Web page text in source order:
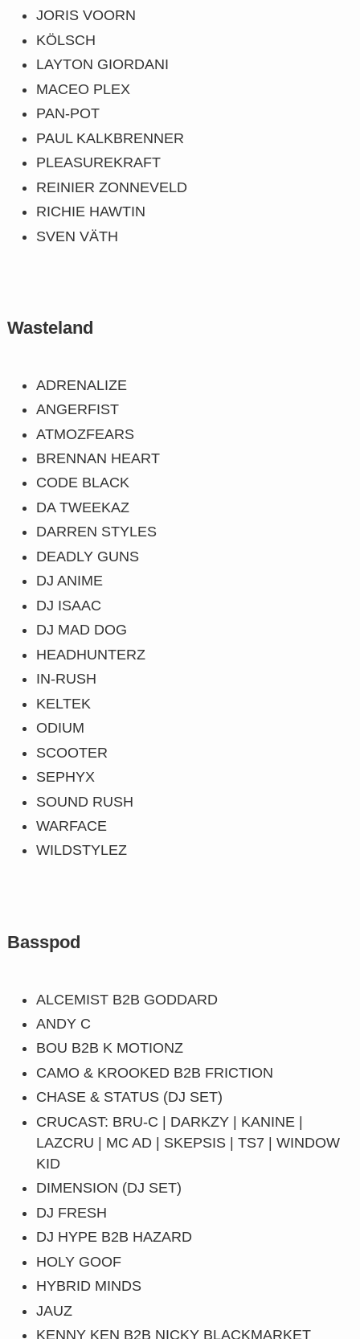
JORIS VOORN
KÖLSCH
LAYTON GIORDANI
MACEO PLEX
PAN-POT
PAUL KALKBRENNER
PLEASUREKRAFT
REINIER ZONNEVELD
RICHIE HAWTIN
SVEN VÄTH
Wasteland
ADRENALIZE
ANGERFIST
ATMOZFEARS
BRENNAN HEART
CODE BLACK
DA TWEEKAZ
DARREN STYLES
DEADLY GUNS
DJ ANIME
DJ ISAAC
DJ MAD DOG
HEADHUNTERZ
IN-RUSH
KELTEK
ODIUM
SCOOTER
SEPHYX
SOUND RUSH
WARFACE
WILDSTYLEZ
Basspod
ALCEMIST B2B GODDARD
ANDY C
BOU B2B K MOTIONZ
CAMO & KROOKED B2B FRICTION
CHASE & STATUS (DJ SET)
CRUCAST: BRU-C | DARKZY | KANINE |
LAZCRU | MC AD | SKEPSIS | TS7 | WINDOW
KID
DIMENSION (DJ SET)
DJ FRESH
DJ HYPE B2B HAZARD
HOLY GOOF
HYBRID MINDS
JAUZ
KENNY KEN B2B NICKY BLACKMARKET